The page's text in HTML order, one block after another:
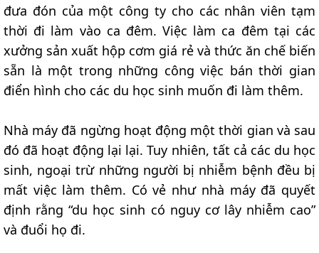
đưa đón của một công ty cho các nhân viên tạm
thời đi làm vào ca đêm. Việc làm ca đêm tại các
xưởng sản xuất hộp cơm giá rẻ và thức ăn chế biến
sẵn là một trong những công việc bán thời gian
điển hình cho các du học sinh muốn đi làm thêm.
Nhà máy đã ngừng hoạt động một thời gian và sau
đó đã hoạt động lại lại. Tuy nhiên, tất cả các du học
sinh, ngoại trừ những người bị nhiễm bệnh đều bị
mất việc làm thêm. Có vẻ như nhà máy đã quyết
định rằng “du học sinh có nguy cơ lây nhiễm cao”
và đuổi họ đi.